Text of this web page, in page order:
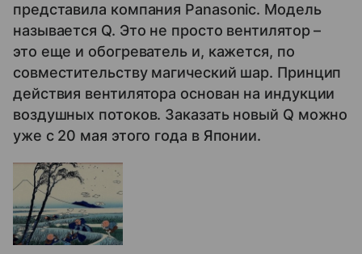
представила компания Panasonic. Модель
называется Q. Это не просто вентилятор –
это еще и обогреватель и, кажется, по
совместительству магический шар. Принцип
действия вентилятора основан на индукции
воздушных потоков. Заказать новый Q можно
уже с 20 мая этого года в Японии.